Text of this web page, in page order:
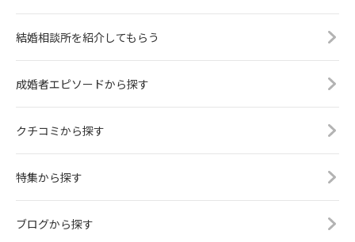
結婚相談所を紹介してもらう
成婚者エピソードから探す
クチコミから探す
特集から探す
ブログから探す